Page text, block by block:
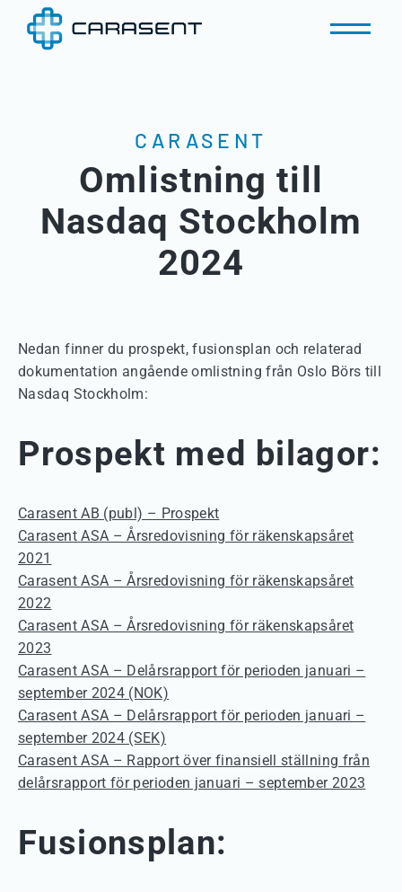
CARASENT
Omlistning till
Nasdaq Stockholm
2024
Nedan finner du prospekt, fusionsplan och relaterad
dokumentation angående omlistning från Oslo Börs till
Nasdaq Stockholm:
Prospekt med bilagor:
Carasent AB (publ) – Prospekt
Carasent ASA – Årsredovisning för räkenskapsåret
2021
Carasent ASA – Årsredovisning för räkenskapsåret
2022
Carasent ASA – Årsredovisning för räkenskapsåret
2023
Carasent ASA – Delårsrapport för perioden januari –
september 2024 (NOK)
Carasent ASA – Delårsrapport för perioden januari –
september 2024 (SEK)
Carasent ASA – Rapport över finansiell ställning från
delårsrapport för perioden januari – september 2023
Fusionsplan: